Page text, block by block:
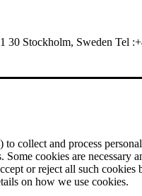
Stockholm, Sweden Tel
collect and process
cookies are
or reject all such
on how we use cookies.